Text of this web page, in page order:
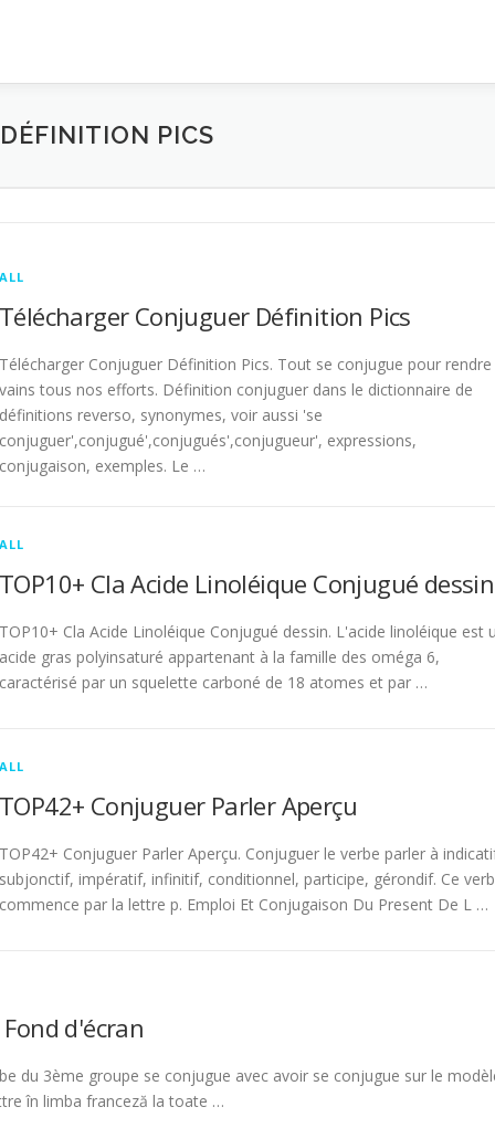
PICS
ALL
Télécharger Conjuguer Définition Pics
Télécharger Conjuguer Définition Pics. Tout se conjugue pour rendre
vains tous nos efforts. Définition conjuguer dans le dictionnaire de
définitions reverso, synonymes, voir aussi 'se
conjuguer',conjugué',conjugués',conjugueur', expressions,
conjugaison, exemples. Le …
ALL
TOP10+ Cla Acide Linoléique Conjugué dessin
TOP10+ Cla Acide Linoléique Conjugué dessin. L'acide linoléique est
acide gras polyinsaturé appartenant à la famille des oméga 6,
caractérisé par un squelette carboné de 18 atomes et par …
ALL
TOP42+ Conjuguer Parler Aperçu
TOP42+ Conjuguer Parler Aperçu. Conjuguer le verbe parler à
subjonctif, impératif, infinitif, conditionnel, participe, gérondif. Ce
commence par la lettre p. Emploi Et Conjugaison Du Present De L …
d'écran
du 3ème groupe se conjugue avec avoir se conjugue sur le
în limba franceză la toate …